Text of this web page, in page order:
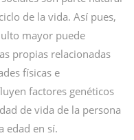
de la vida. Así pues,
mayor puede
propias relacionadas
físicas e
factores genéticos
de vida de la persona
edad en sí.